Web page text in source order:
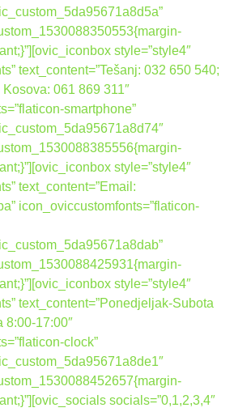
style=”style4″
text_content=”Tešanj: 032 650 540;
061 869 311″
smartphone”
style=”style4″
text_content=”Email:
icon_oviccustomfonts=”flaticon-
style=”style4″
text_content=”Ponedjeljak-Subota
17:00″
clock”
socials=”0,1,2,3,4″